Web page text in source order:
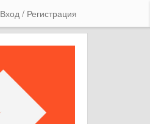
Вход / Регистрация